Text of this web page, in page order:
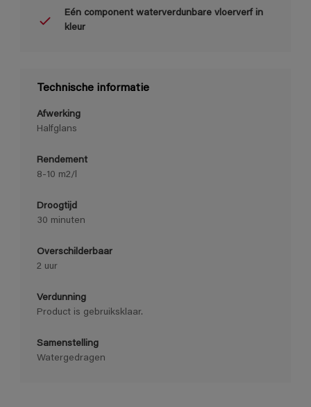
Eén component waterverdunbare vloerverf in
kleur
Technische informatie
Afwerking
Halfglans
Rendement
8-10 m2/l
Droogtijd
30 minuten
Overschilderbaar
2 uur
Verdunning
Product is gebruiksklaar.
Samenstelling
Watergedragen